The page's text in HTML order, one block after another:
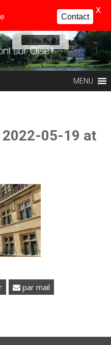
Profil
MENU
05-19 at
par mail
Contact
X